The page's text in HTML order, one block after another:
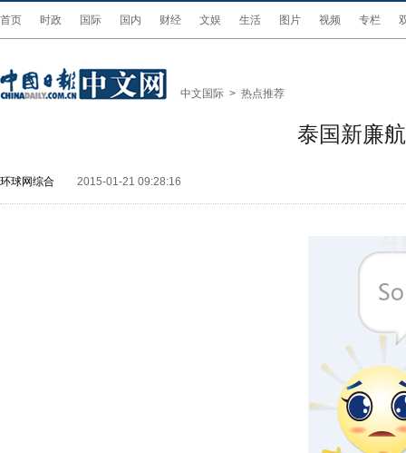
首页 时政 国际 国内 财经 文娱 生活 图片 视频 专栏
中文国际 > 热点推荐
泰国新廉
环球网综合 2015-01-21 09:28:16